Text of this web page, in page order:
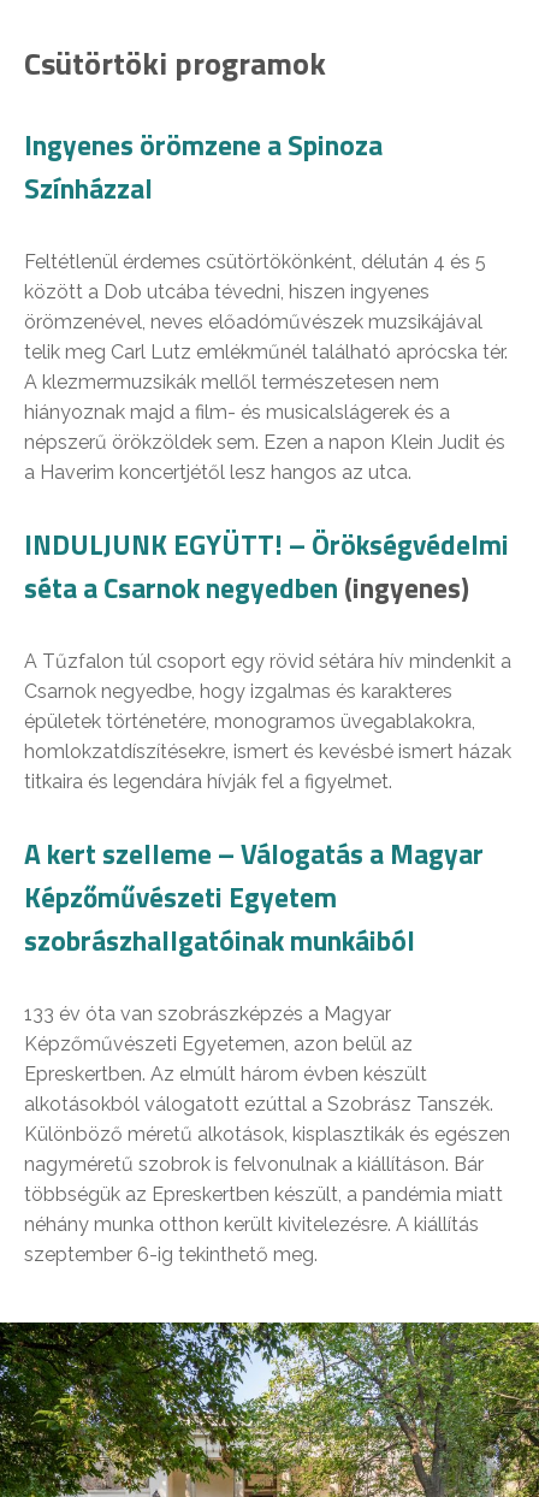
Csütörtöki programok
Ingyenes örömzene a Spinoza
Színházzal
Feltétlenül érdemes csütörtökönként, délután 4 és 5
között a Dob utcába tévedni, hiszen ingyenes
örömzenével, neves előadóművészek muzsikájával
telik meg Carl Lutz emlékműnél található aprócska tér.
A klezmermuzsikák mellől természetesen nem
hiányoznak majd a film- és musicalslágerek és a
népszerű örökzöldek sem. Ezen a napon Klein Judit és
a Haverim koncertjétől lesz hangos az utca.
INDULJUNK EGYÜTT! – Örökségvédelmi
séta a Csarnok negyedben (ingyenes)
A Tűzfalon túl csoport egy rövid sétára hív mindenkit a
Csarnok negyedbe, hogy izgalmas és karakteres
épületek történetére, monogramos üvegablakokra,
homlokzatdíszítésekre, ismert és kevésbé ismert házak
titkaira és legendára hívják fel a figyelmet.
A kert szelleme – Válogatás a Magyar
Képzőművészeti Egyetem
szobrászhallgatóinak munkáiból
133 év óta van szobrászképzés a Magyar
Képzőművészeti Egyetemen, azon belül az
Epreskertben. Az elmúlt három évben készült
alkotásokból válogatott ezúttal a Szobrász Tanszék.
Különböző méretű alkotások, kisplasztikák és egészen
nagyméretű szobrok is felvonulnak a kiállításon. Bár
többségük az Epreskertben készült, a pandémia miatt
néhány munka otthon került kivitelezésre. A kiállítás
szeptember 6-ig tekinthető meg.